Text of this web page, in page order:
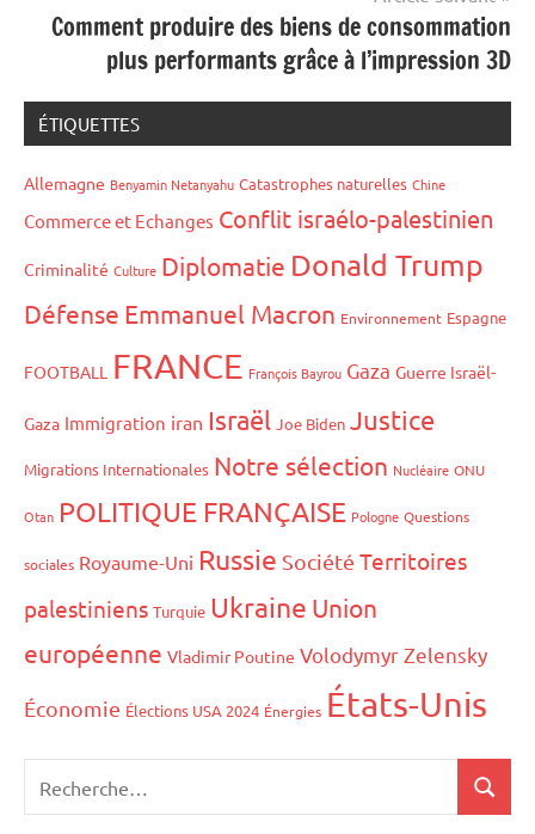
Comment produire des biens de consommation
plus performants grâce à l’impression 3D
ÉTIQUETTES
Allemagne Benyamin Netanyahu Catastrophes naturelles Chine
Commerce et Echanges Conflit israélo-palestinien
Criminalité Culture Diplomatie Donald Trump
Défense Emmanuel Macron Environnement Espagne
FOOTBALL FRANCE François Bayrou Gaza Guerre Israël-
Gaza Immigration iran Israël Joe Biden Justice
Migrations Internationales Notre sélection Nucléaire ONU
Otan POLITIQUE FRANÇAISE Pologne Questions
sociales Royaume-Uni Russie Société Territoires
palestiniens Turquie Ukraine Union
européenne Vladimir Poutine Volodymyr Zelensky
Économie Élections USA 2024 Énergies États-Unis